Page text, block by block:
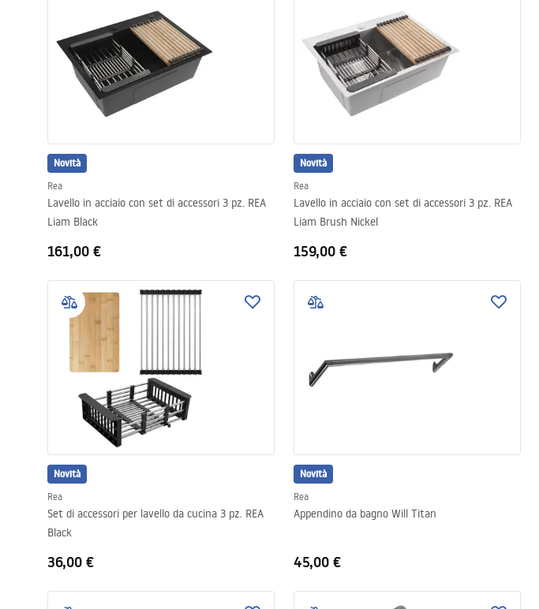
Novità
Rea
Lavello in acciaio con set di accessori 3 pz. REA
Liam Black
161,00 €
Novità
Rea
Lavello in acciaio con set di accessori 3 pz. REA
Liam Brush Nickel
159,00 €
Novità
Rea
Set di accessori per lavello da cucina 3 pz. REA
Black
36,00 €
Novità
Rea
Appendino da bagno Will Titan
45,00 €